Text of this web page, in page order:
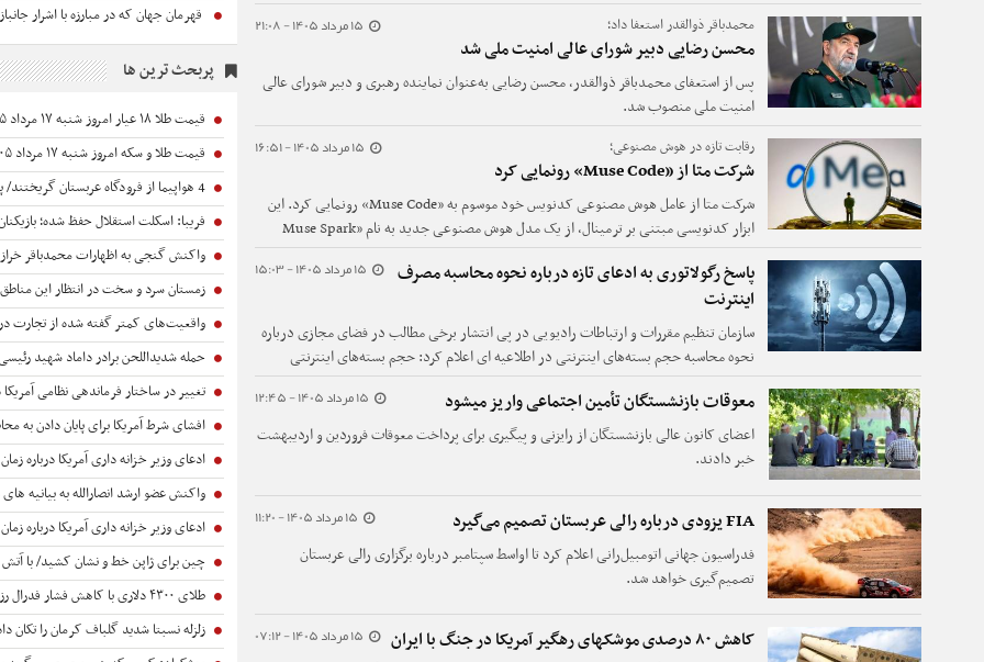
15 مرداد 1405 - 21:08 محمدباقر ذوالقدر استعفا داد؛
محسن رضایی دبیر شورای عالی امنیت ملی شد
پس از استعفای محمدباقر ذوالقدر، محسن رضایی به‌عنوان نماینده رهبری و دبیر شورای عالی
امنیت ملی منصوب شد.
15 مرداد 1405 - 16:51 رقابت تازه در هوش مصنوعی؛
شرکت متا از «Muse Code» رونمایی کرد
شرکت متا از عامل هوش مصنوعی کدنویس خود موسوم به «Muse Code» رونمایی کرد. این
ابزار کدنویسی مبتنی بر ترمینال، از یک مدل هوش مصنوعی جدید به نام «Muse Spark
1.2» بهره می‌برد.
15 مرداد 1405 - 15:03
پاسخ رگولاتوری به ادعای تازه درباره نحوه محاسبه مصرف
اینترنت
سازمان تنظیم مقررات و ارتباطات رادیویی در پی انتشار برخی مطالب در فضای مجازی درباره
نحوه محاسبه حجم بسته‌های اینترنتی در اطلاعیه ای اعلام کرد: حجم بسته‌های اینترنتی
کاهش نیافته، هیچ ضریب افزایشی برای محاسبه مصرف اینترنت بین‌الملل اعمال نمی‌شود.
15 مرداد 1405 - 12:45 معوقات بازنشستگان تأمین اجتماعی واریز میشود
اعضای کانون عالی بازنشستگان از رایزنی و پیگیری برای پرداخت معوقات فروردین و اردیبهشت
خبر دادند.
15 مرداد 1405 - 11:20 FIA یزودی درباره رالی عربستان تصمیم می‌گیرد
فدراسیون جهانی اتومبیل‌رانی اعلام کرد تا اواسط سپتامبر درباره برگزاری رالی عربستان
تصمیم‌گیری خواهد شد.
15 مرداد 1405 - 07:12 کاهش ۸۰ درصدی موشکهای رهگیر آمریکا در جنگ با ایران
قهرمان جهان که در مبارزه با اشرار
پربحث ترین ها
قیمت طلا ۱۸ عیار امروز شنبه ۱۷ مرداد ۱۴۰۵/افزایش قیمت طلا
قیمت طلا و سکه امروز شنبه ۱۷ مرداد ۱۴۰۵/افزایش قیمت طلا و سکه
4 هواپیما از فرودگاه عربستان گریختند/ پشت پرده چه خبر است؟
فریبا: اسکلت استقلال حفظ شده؛ بازیکنان جوان از
واکنش گنجی به اظهارات محمدباقر خرازی/ اگر کسی به سران قوا توهین کند مگر طبق قانون
زمستان سرد و سخت در انتظار این مناطق ایران/ هشدار زودهنگام را نباید صرفا
واقعیت‌های کمتر گفته شده از تجارت در بحرانِ جنگ | داوود رنگی: مقامات تصمیم‌گیر روی کریدورهای
حمله شدیداللحن برادر داماد شهید رئیسی به قالیباف/ چه کسانی دنبال برندسازی از خود با «تکنوکرات
تغییر در ساختار فرماندهی نظامی آمریکا در اروپا/ برکناری غیرمنتظره فرمانده
افشای شرط آمریکا برای پایان دادن به محاصره دریایی ایران/ رویترز: توافق درباره
ادعای وزیر خزانه داری آمریکا درباره زمان توافق میان ایران و آمریکا/ تنگه هرمز طی 2 سال
واکنش عضو ارشد انصارالله به بیانیه های شورای امنیت/ عزم خود را برای
ادعای وزیر خزانه داری آمریکا درباره زمان توافق آتش بس میان ایران و آمریکا/ تنگه هرمز طی 2 سال
چین برای ژاپن خط و نشان کشید/ با آتش
طلای ۴۳۰۰ دلاری با کاهش فشار فدرال رزرو و عقب‌نشینی دلار | مسیر نرخ بهره تغییر کرد | پیش بینی هدف بعدی خریداران طلا
زلزله نسبتا شدید گلباف کرمان را تکان